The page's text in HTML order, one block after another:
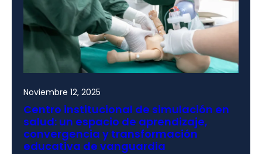
Noviembre 12, 2025
Centro institucional de simulación en
salud: un espacio de aprendizaje,
convergencia y transformación
educativa de vanguardia